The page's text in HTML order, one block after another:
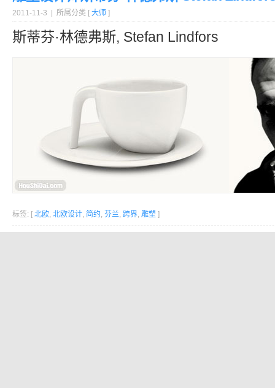
2011-11-3 | 所属分类 [ 大师 ]
斯蒂芬·林德弗斯, Stefan Lindfors
标签: [ 北欧, 北欧设计, 简约, 芬兰, 跨界, 雕塑 ]